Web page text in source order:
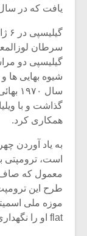
یافت که در سال ۲۰۰۴ عرضه
سرطان
گیلیسپی دو
شیوه بهایی ها
سال
گذاشت و با
همکاری کرد.
به یاد آوردن
معمول که صاف
طرح این
flat او را نگهداری می کند.